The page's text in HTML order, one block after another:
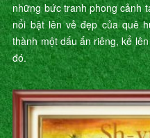
những bức tranh phong cảnh
nổi bật lên vẻ đẹp của quê
thành một dấu ấn riêng, kể
đó.